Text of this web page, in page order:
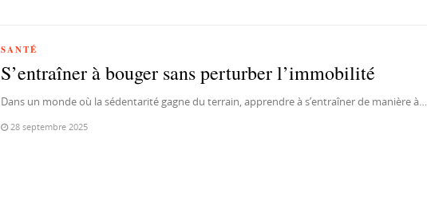
SANTÉ
S’entraîner à bouger sans perturber l’immobilité
Dans un monde où la sédentarité gagne du terrain, apprendre à s’entraîner de manière à…
28 septembre 2025